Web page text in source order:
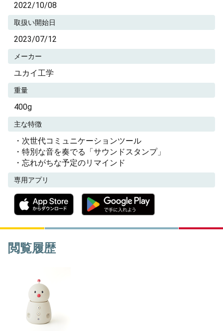
2022/10/08
取扱い開始日
2023/07/12
メーカー
ユカイ工学
重量
400g
主な特徴
・次世代コミュニケーションツール
・特別な音を奏でる「サウンドスタンプ」
・忘れがちな予定のリマインド
専用アプリ
閲覧履歴